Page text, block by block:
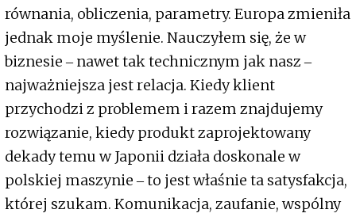
równania, obliczenia, parametry. Europa zmieniła
jednak moje myślenie. Nauczyłem się, że w
biznesie ‒ nawet tak technicznym jak nasz ‒
najważniejsza jest relacja. Kiedy klient
przychodzi z problemem i razem znajdujemy
rozwiązanie, kiedy produkt zaprojektowany
dekady temu w Japonii działa doskonale w
polskiej maszynie ‒ to jest właśnie ta satysfakcja,
której szukam. Komunikacja, zaufanie, wspólny